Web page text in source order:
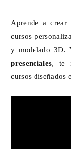
Aprende a crear
cursos
y modelado 3D.
presenciales , te
cursos diseñados